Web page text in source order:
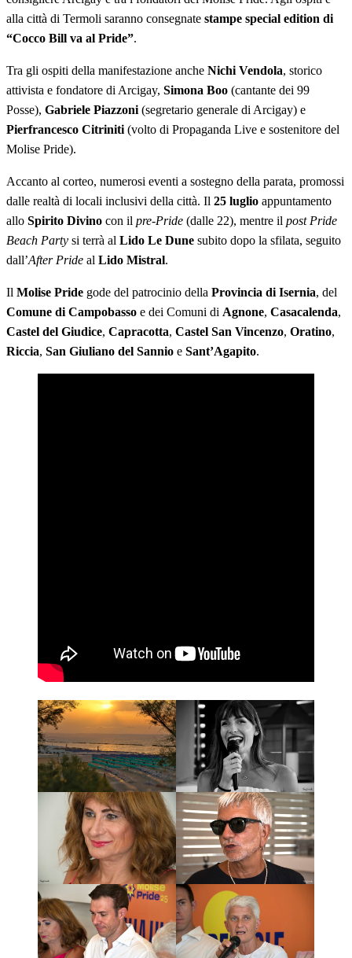
alla città di Termoli saranno consegnate stampe special edition di
“Cocco Bill va al Pride”.
Tra gli ospiti della manifestazione anche Nichi Vendola, storico
attivista e fondatore di Arcigay, Simona Boo (cantante dei 99
Posse), Gabriele Piazzoni (segretario generale di Arcigay) e
Pierfrancesco Citriniti (volto di Propaganda Live e sostenitore del
Molise Pride).
Accanto al corteo, numerosi eventi a sostegno della parata, promossi
dalle realtà di locali inclusivi della città. Il 25 luglio appuntamento
allo Spirito Divino con il pre-Pride (dalle 22), mentre il post Pride
Beach Party si terrà al Lido Le Dune subito dopo la sfilata, seguito
dall’After Pride al Lido Mistral.
Il Molise Pride gode del patrocinio della Provincia di Isernia, del
Comune di Campobasso e dei Comuni di Agnone, Casacalenda,
Castel del Giudice, Capracotta, Castel San Vincenzo, Oratino,
Riccia, San Giuliano del Sannio e Sant’Agapito.